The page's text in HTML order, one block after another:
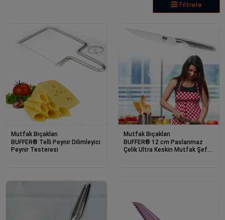
Filtrele
Mutfak Bıçakları
BUFFER® Telli Peynir Dilimleyici
Peynir Testeresi
Mutfak Bıçakları
BUFFER® 12 cm Paslanmaz
Çelik Ultra Keskin Mutfak Şef